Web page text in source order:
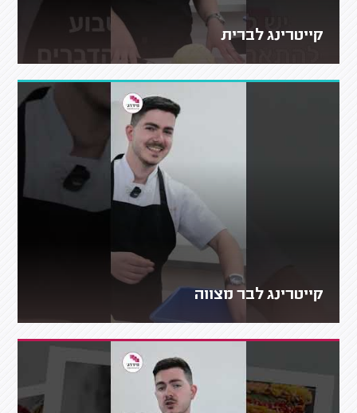
קייטרינג לברית
קייטרינג לבר מצווה